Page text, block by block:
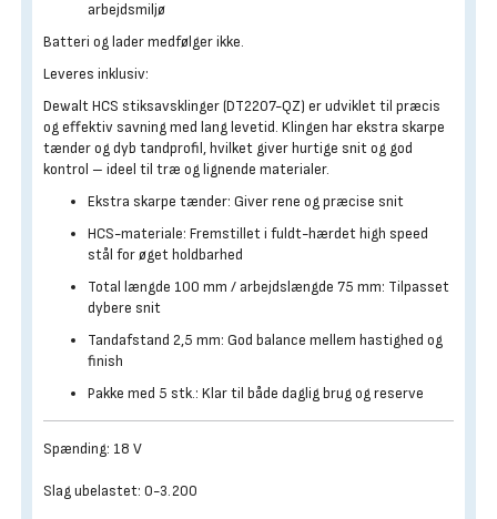
arbejdsmiljø
Batteri og lader medfølger ikke.
Leveres inklusiv:
Dewalt HCS stiksavsklinger (DT2207-QZ) er udviklet til præcis
og effektiv savning med lang levetid. Klingen har ekstra skarpe
tænder og dyb tandprofil, hvilket giver hurtige snit og god
kontrol – ideel til træ og lignende materialer.
Ekstra skarpe tænder: Giver rene og præcise snit
HCS-materiale: Fremstillet i fuldt-hærdet high speed
stål for øget holdbarhed
Total længde 100 mm / arbejdslængde 75 mm: Tilpasset
dybere snit
Tandafstand 2,5 mm: God balance mellem hastighed og
finish
Pakke med 5 stk.: Klar til både daglig brug og reserve
Spænding: 18 V
Slag ubelastet: 0-3.200